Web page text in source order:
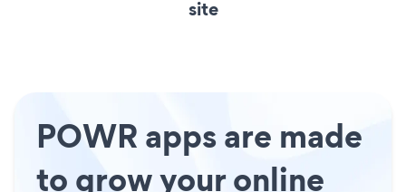
site
POWR apps are made
to grow your online